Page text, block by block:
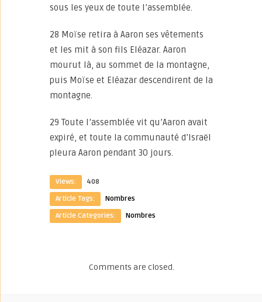
sous les yeux de toute l’assemblée.
28 Moïse retira à Aaron ses vêtements
et les mit à son fils Eléazar. Aaron
mourut là, au sommet de la montagne,
puis Moïse et Eléazar descendirent de la
montagne.
29 Toute l’assemblée vit qu’Aaron avait
expiré, et toute la communauté d’Israël
pleura Aaron pendant 30 jours.
Views:
408
Article Tags:
Nombres
Article Categories:
Nombres
Comments are closed.